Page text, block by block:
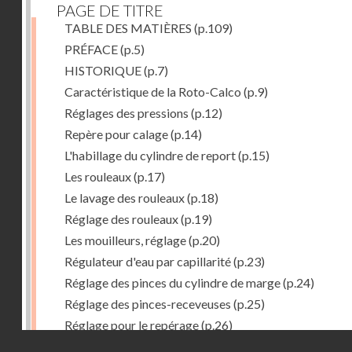
PAGE DE TITRE
TABLE DES MATIÈRES (p.109)
PRÉFACE(p.5)
HISTORIQUE(p.7)
Caractéristique de la Roto-Calco (p.9)
Réglages des pressions (p.12)
Repère pour calage(p.14)
L'habillage du cylindre de report(p.15)
Les rouleaux(p.17)
Le lavage des rouleaux(p.18)
Réglage des rouleaux(p.19)
Les mouilleurs, réglage(p.20)
Régulateur d'eau par capillarité(p.23)
Réglage des pinces du cylindre de marge(p.24)
Réglage des pinces-receveuses (p.25)
Réglage pour le repérage(p.26)